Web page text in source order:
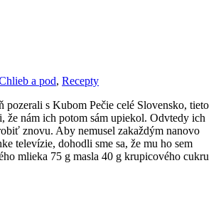
a pod, Recepty
pozerali s Kubom Pečie celé Slovensko, tieto
že nám ich potom sám upiekol. Odvtedy ich
znovu. Aby nemusel zakaždým nanovo
televízie, dohodli sme sa, že mu ho sem
mlieka 75 g masla 40 g krupicového cukru